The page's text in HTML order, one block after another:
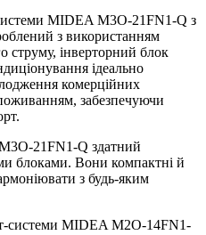
MIDEA M3O-21FN1-Q з
з використанням
струму, інверторний блок
ідеально
комерційних
забезпечуючи
21FN1-Q здатний
блоками. Вони компактні й
з будь-яким